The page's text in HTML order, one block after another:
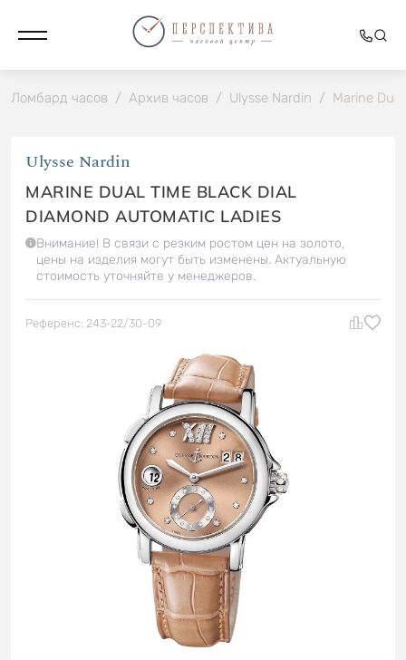
Ломбард часов / Архив часов / Ulysse Nardin / Marine
Ulysse Nardin
MARINE DUAL TIME BLACK DIAL
DIAMOND AUTOMATIC LADIES
Внимание! В связи с резким ростом цен на золото,
цены на изделия могут быть изменены. Актуальную
стоимость уточняйте у менеджеров.
Референс: 243-22/30-09